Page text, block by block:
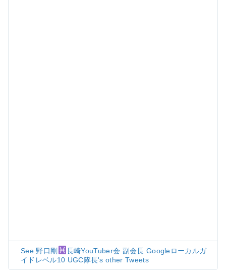
See 野口剛
長崎YouTuber会 副会長 Googleローカルガ
イドレベル10 UGC隊長's other Tweets